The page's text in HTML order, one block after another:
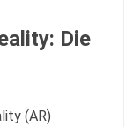
Die
(AR)